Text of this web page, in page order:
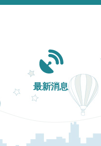
Main navigation
最新消息